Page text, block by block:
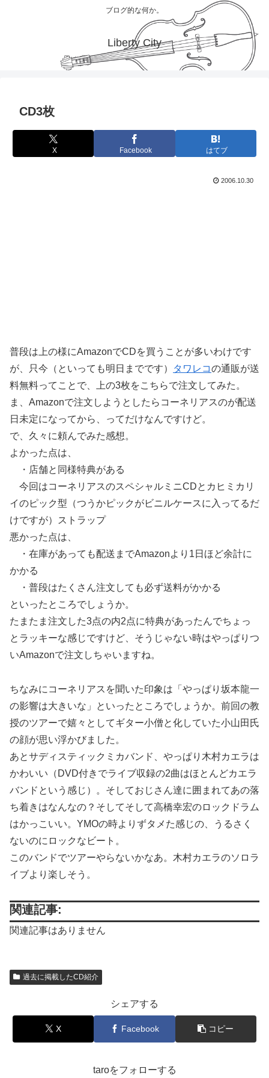
ブログ的な何か。
Liberty City
CD3枚
X Facebook はてブ
2006.10.30
普段は上の様にAmazonでCDを買うことが多いわけです
が、只今（といっても明日までです）
タワレコの通販が送
料無料ってことで、上の3枚をこちらで注文してみた。
ま、Amazonで注文しようとしたらコーネリアスのが配送
日未定になってから、ってだけなんですけど。
で、久々に頼んでみた感想。
よかった点は、
・店舗と同様特典がある
今回はコーネリアスのスペシャルミニCDとカヒミカリ
イのピック型（つうかピックがビニルケースに入ってるだ
けですが）ストラップ
悪かった点は、
・在庫があっても配送までAmazonより1日ほど余計に
かかる
・普段はたくさん注文しても必ず送料がかかる
といったところでしょうか。
たまたま注文した3点の内2点に特典があったんでちょっ
とラッキーな感じですけど、そうじゃない時はやっぱりつ
いAmazonで注文しちゃいますね。
ちなみにコーネリアスを聞いた印象は「やっぱり坂本龍一
の影響は大きいな」といったところでしょうか。前回の教
授のツアーで嬉々としてギター小僧と化していた小山田氏
の顔が思い浮かびました。
あとサディスティックミカバンド、やっぱり木村カエラは
かわいい（DVD付きでライブ収録の2曲はほとんどカエラ
バンドという感じ）。そしておじさん達に囲まれてあの落
ち着きはなんなの？そしてそして高橋幸宏のロックドラム
はかっこいい。YMOの時よりずタメた感じの、うるさく
ないのにロックなビート。
このバンドでツアーやらないかなあ。木村カエラのソロラ
イブより楽しそう。
関連記事:
関連記事はありません
過去に掲載したCD紹介
シェアする
X Facebook コピー
taroをフォローする